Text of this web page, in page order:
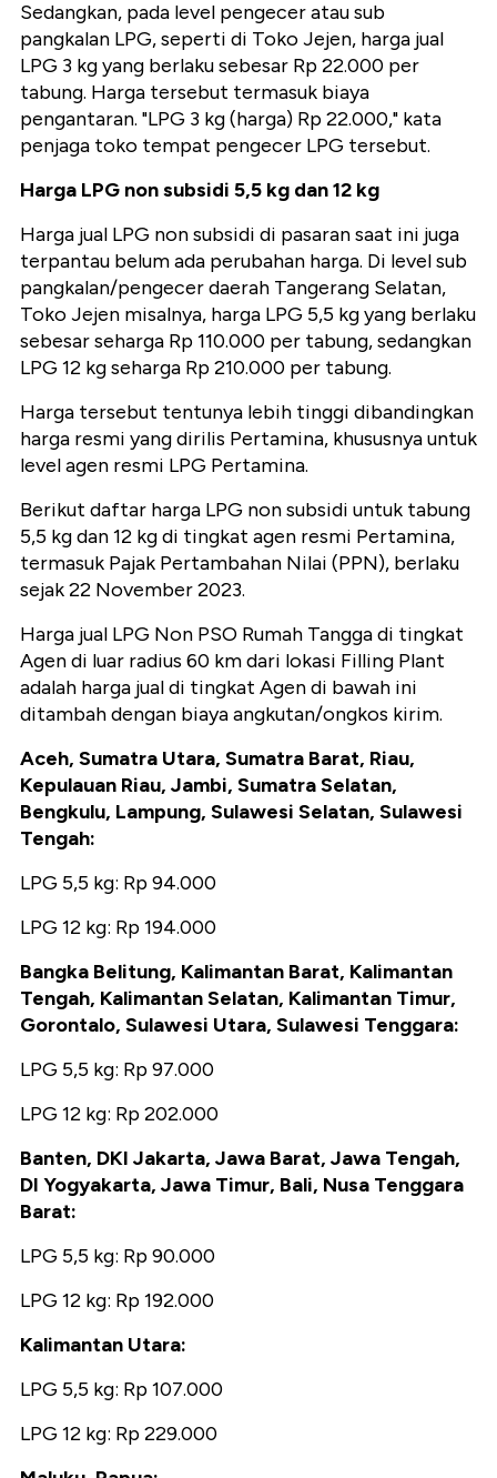
Sedangkan, pada level pengecer atau sub
pangkalan LPG, seperti di Toko Jejen, harga jual
LPG 3 kg yang berlaku sebesar Rp 22.000 per
tabung. Harga tersebut termasuk biaya
pengantaran. "LPG 3 kg (harga) Rp 22.000," kata
penjaga toko tempat pengecer LPG tersebut.
Harga LPG non subsidi 5,5 kg dan 12 kg
Harga jual LPG non subsidi di pasaran saat ini juga
terpantau belum ada perubahan harga. Di level sub
pangkalan/pengecer daerah Tangerang Selatan,
Toko Jejen misalnya, harga LPG 5,5 kg yang berlaku
sebesar seharga Rp 110.000 per tabung, sedangkan
LPG 12 kg seharga Rp 210.000 per tabung.
Harga tersebut tentunya lebih tinggi dibandingkan
harga resmi yang dirilis Pertamina, khususnya untuk
level agen resmi LPG Pertamina.
Berikut daftar harga LPG non subsidi untuk tabung
5,5 kg dan 12 kg di tingkat agen resmi Pertamina,
termasuk Pajak Pertambahan Nilai (PPN), berlaku
sejak 22 November 2023.
Harga jual LPG Non PSO Rumah Tangga di tingkat
Agen di luar radius 60 km dari lokasi Filling Plant
adalah harga jual di tingkat Agen di bawah ini
ditambah dengan biaya angkutan/ongkos kirim.
Aceh, Sumatra Utara, Sumatra Barat, Riau,
Kepulauan Riau, Jambi, Sumatra Selatan,
Bengkulu, Lampung, Sulawesi Selatan, Sulawesi
Tengah:
LPG 5,5 kg: Rp 94.000
LPG 12 kg: Rp 194.000
Bangka Belitung, Kalimantan Barat, Kalimantan
Tengah, Kalimantan Selatan, Kalimantan Timur,
Gorontalo, Sulawesi Utara, Sulawesi Tenggara:
LPG 5,5 kg: Rp 97.000
LPG 12 kg: Rp 202.000
Banten, DKI Jakarta, Jawa Barat, Jawa Tengah,
DI Yogyakarta, Jawa Timur, Bali, Nusa Tenggara
Barat:
LPG 5,5 kg: Rp 90.000
LPG 12 kg: Rp 192.000
Kalimantan Utara:
LPG 5,5 kg: Rp 107.000
LPG 12 kg: Rp 229.000